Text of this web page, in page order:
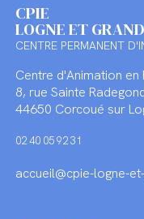
CPIE
LOGNE ET
CENTRE PERMANENT
Centre d'Animation en
8, rue Sainte
44650 Corcoué sur
02 40 05 92 31
accueil@cpie-logne-